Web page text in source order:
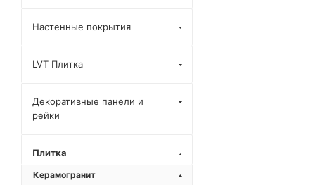
Marmo Pulpis
Onyx Ivory
Настенные покрытия
LVT Плитка
Декоративные панели и
рейки
Плитка
Керамогранит